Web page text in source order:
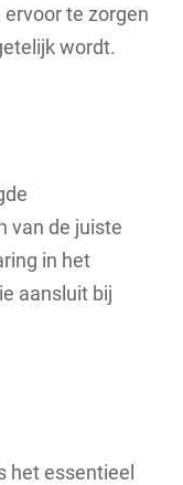
te zorgen
wordt.
van de juiste
in het
aansluit bij
het essentieel